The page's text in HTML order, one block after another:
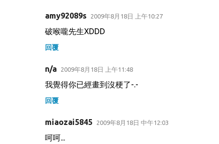
amy92089s 2009年8月18日 上午10:27
破喉嚨先生XDDD
回覆
n/a 2009年8月18日 上午11:48
我覺得你已經畫到沒梗了-.-
回覆
miaozai5845 2009年8月18日 中午12:03
呵呵...